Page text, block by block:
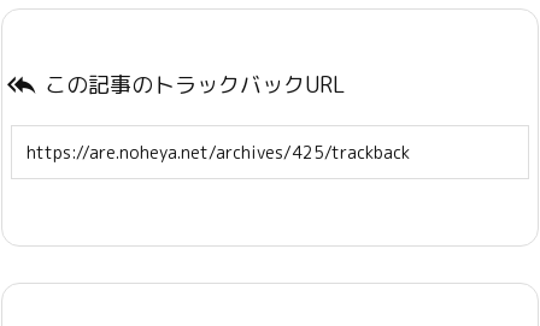
 この記事のトラックバックURL